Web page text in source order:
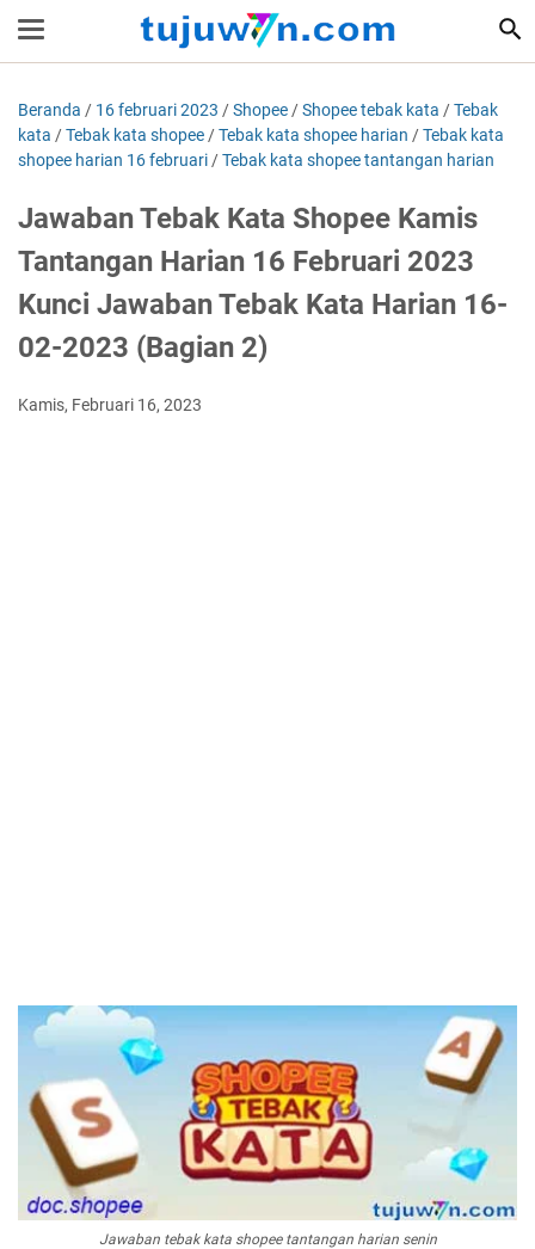
Beranda / 16 februari 2023 /Shopee /Shopee tebak kata /Tebak
kata /Tebak kata shopee /Tebak kata shopee harian /Tebak kata
shopee harian 16 februari /Tebak kata shopee tantangan harian
Jawaban Tebak Kata Shopee Kamis
Tantangan Harian 16 Februari 2023
Kunci Jawaban Tebak Kata Harian 16-
02-2023 (Bagian 2)
Kamis, Februari 16, 2023
Jawaban tebak kata shopee tantangan harian senin